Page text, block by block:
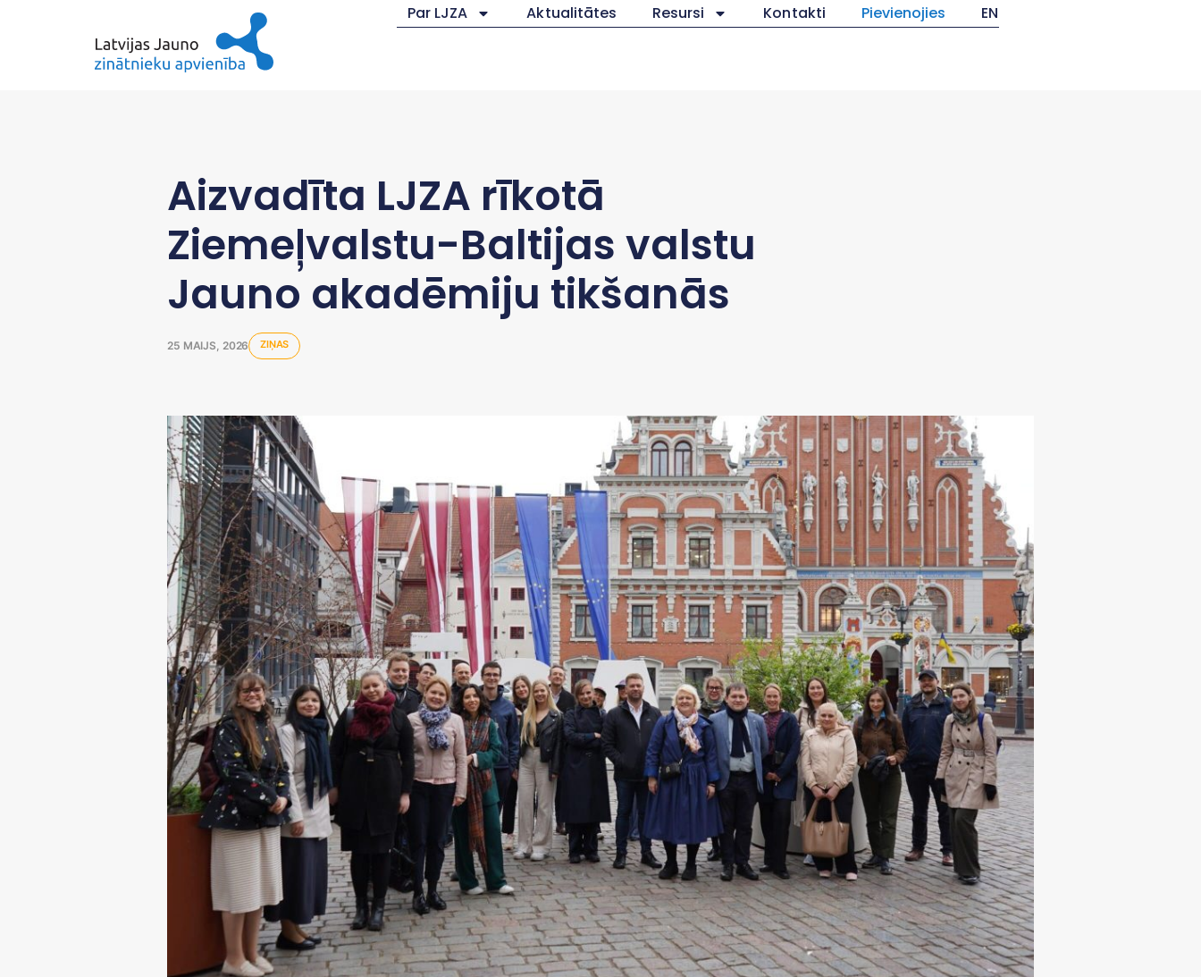
Par LJZA Aktualitātes Resursi Kontakti Pievienojies EN
Aizvadīta LJZA rīkotā
Ziemeļvalstu-Baltijas valstu
Jauno akadēmiju tikšanās
25 MAIJS, 2026 ZIŅAS